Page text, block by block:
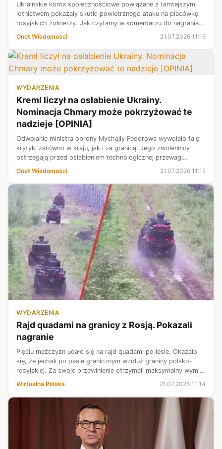
Ukraińskie konta społecznościowe powiązane z tamtejszym
lotnictwem pokazały skutki powietrznego ataku na placówkę
rosyjskich żołnierzy. Jak czytamy w komentarzu do nagrania,
uderzenie zostało przeprowadzone za pomocą nowego
Onet Wiadomości 21.07.2026 11:16
WYDARZENIA
Kreml liczył na osłabienie Ukrainy.
Nominacja Chmary może pokrzyżować te
nadzieje [OPINIA]
Odwołanie ministra obrony Mychajły Fedorowa wywołało falę
krytyki zarówno w kraju, jak i za granicą. Jego zwolennicy
ostrzegają przed osłabieniem technologicznej przewagi
Kijowa. Jednak następca Fedorowa, Jewhenij Chmara —
Onet Wiadomości 21.07.2026 11:15
WYDARZENIA
Rajd quadami na granicy z Rosją. Pokazali
nagranie
Pięciu mężczyzn udało się na rajd quadami po lesie. Okazało
się, że jechali po pasie granicznym wzdłuż granicy polsko-
rosyjskiej. Za swoje przewinienie otrzymali maksymalny wymiar
Wirtualna Polska 21.07.2026 11:14